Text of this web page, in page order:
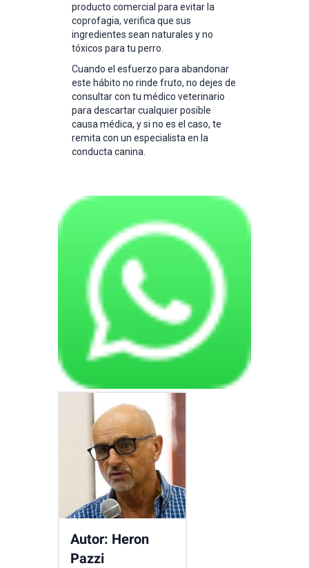
producto comercial para evitar la
coprofagia, verifica que sus
ingredientes sean naturales y no
tóxicos para tu perro.
Cuando el esfuerzo para abandonar
este hábito no rinde fruto, no dejes de
consultar con tu médico veterinario
para descartar cualquier posible
causa médica, y si no es el caso, te
remita con un especialista en la
conducta canina.
Autor: Heron
Pazzi